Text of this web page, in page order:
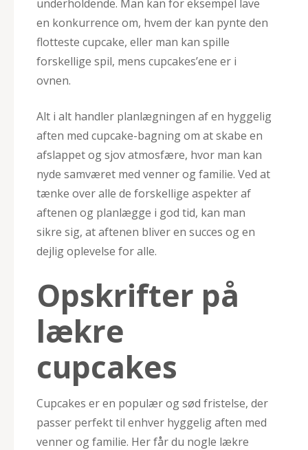
underholdende. Man kan for eksempel lave
en konkurrence om, hvem der kan pynte den
flotteste cupcake, eller man kan spille
forskellige spil, mens cupcakes’ene er i
ovnen.
Alt i alt handler planlægningen af en hyggelig
aften med cupcake-bagning om at skabe en
afslappet og sjov atmosfære, hvor man kan
nyde samværet med venner og familie. Ved at
tænke over alle de forskellige aspekter af
aftenen og planlægge i god tid, kan man
sikre sig, at aftenen bliver en succes og en
dejlig oplevelse for alle.
Opskrifter på
lækre
cupcakes
Cupcakes er en populær og sød fristelse, der
passer perfekt til enhver hyggelig aften med
venner og familie. Her får du nogle lækre